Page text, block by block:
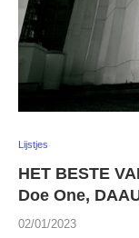
Lijstjes
HET BESTE
Doe One,
02/01/2023